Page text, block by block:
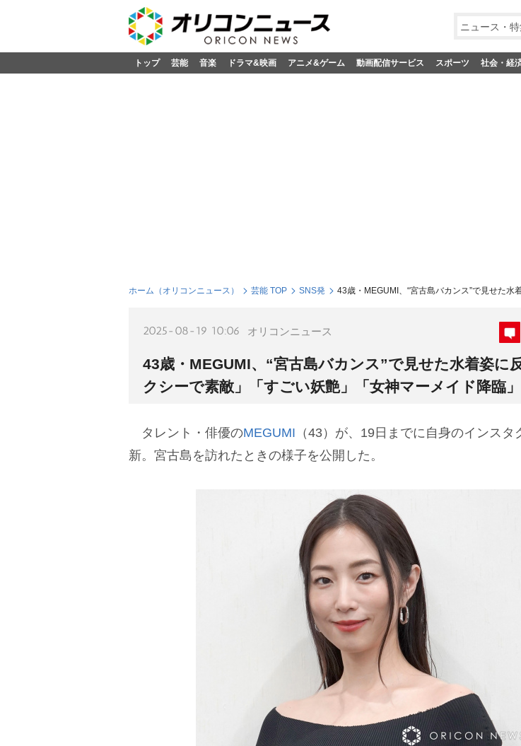
ニュース・
トップ 芸能 音楽 ドラマ&映画 アニメ&ゲーム 動画配信サービス スポーツ 社会・経
ホーム（オリコンニュース） 芸能 TOP SNS発 43歳・MEGUMI、“宮古島バカンス”で見せた水
2025-08-19 10:06 オリコンニュース
43歳・MEGUMI、“宮古島バカンス”で見せた水着姿に
クシーで素敵」「すごい妖艶」「女神マーメイド降臨」
タレント・俳優のMEGUMI （43）が、19日までに自身のインスタ
新。宮古島を訪れたときの様子を公開した。